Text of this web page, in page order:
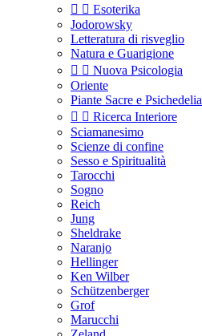
  Esoterika
Jodorowsky
Letteratura di risveglio
Natura e Guarigione
  Nuova Psicologia
Oriente
Piante Sacre e Psichedelia
  Ricerca Interiore
Sciamanesimo
Scienze di confine
Sesso e Spiritualità
Tarocchi
Sogno
Reich
Jung
Sheldrake
Naranjo
Hellinger
Ken Wilber
Schützenberger
Grof
Marucchi